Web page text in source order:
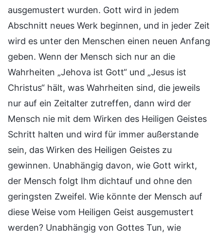
ausgemustert wurden. Gott wird in jedem
Abschnitt neues Werk beginnen, und in jeder Zeit
wird es unter den Menschen einen neuen Anfang
geben. Wenn der Mensch sich nur an die
Wahrheiten „Jehova ist Gott“ und „Jesus ist
Christus“ hält, was Wahrheiten sind, die jeweils
nur auf ein Zeitalter zutreffen, dann wird der
Mensch nie mit dem Wirken des Heiligen Geistes
Schritt halten und wird für immer außerstande
sein, das Wirken des Heiligen Geistes zu
gewinnen. Unabhängig davon, wie Gott wirkt,
der Mensch folgt Ihm dichtauf und ohne den
geringsten Zweifel. Wie könnte der Mensch auf
diese Weise vom Heiligen Geist ausgemustert
werden? Unabhängig von Gottes Tun, wie